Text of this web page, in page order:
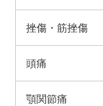
挫傷・筋挫傷
頭痛
顎関節痛